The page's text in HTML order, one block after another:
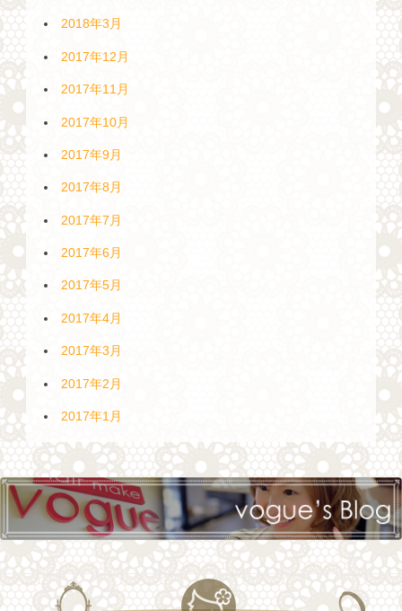
2018年3月
2017年12月
2017年11月
2017年10月
2017年9月
2017年8月
2017年7月
2017年6月
2017年5月
2017年4月
2017年3月
2017年2月
2017年1月